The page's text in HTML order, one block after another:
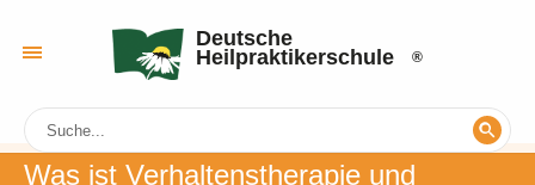
Deutsche
Heilpraktikerschule
Was ist Verhaltenstherapie und